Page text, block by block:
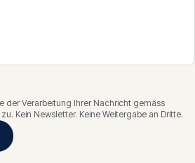
der Verarbeitung Ihrer Nachricht gemäss
zu. Kein Newsletter. Keine Weitergabe an Dritte.